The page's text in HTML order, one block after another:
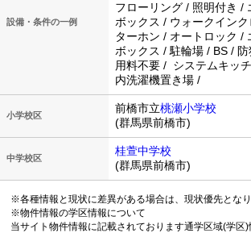
設備・条件の一例
フローリング / 照明付き /
ボックス / ウォークイン
ターホン / オートロック /
ボックス / 駐輪場 / BS /
用料不要 / システムキッ
内洗濯機置き場 /
小学校区
前橋市立桃瀬小学校
(群馬県前橋市)
中学校区
桂萱中学校
(群馬県前橋市)
※各種情報と現状に差異がある場合は、現状優先となり
※物件情報の学区情報について
当サイト物件情報に記載されております通学区域(学区